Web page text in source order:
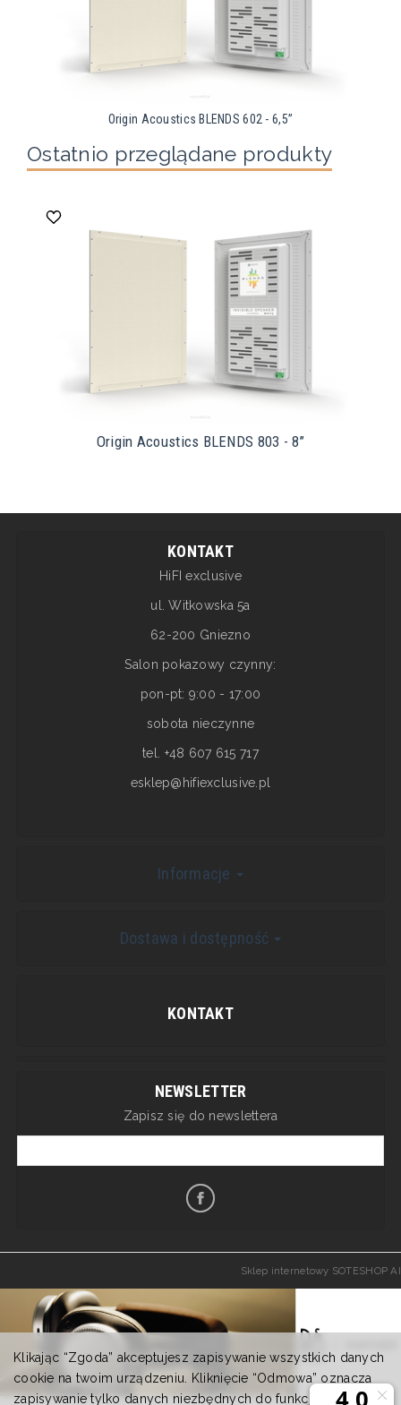
Origin Acoustics BLENDS 602 - 6,5’’
Ostatnio przeglądane produkty
Origin Acoustics BLENDS 803 - 8’’
KONTAKT
HiFI exclusive
ul. Witkowska 5a
62-200 Gniezno
Salon pokazowy czynny:
pon-pt: 9:00 - 17:00
sobota nieczynne
tel. +48 607 615 717
esklep@hifiexclusive.pl
Informacje
Dostawa i dostępność
KONTAKT
NEWSLETTER
Zapisz się do newslettera
Sklep internetowy SOTESHOP AI
Klikając “Zgoda” akceptujesz zapisywanie wszystkich danych
cookie na twoim urządzeniu. Kliknięcie “Odmowa” oznacza
zapisywanie tylko danych niezbędnych do funkcjonowania